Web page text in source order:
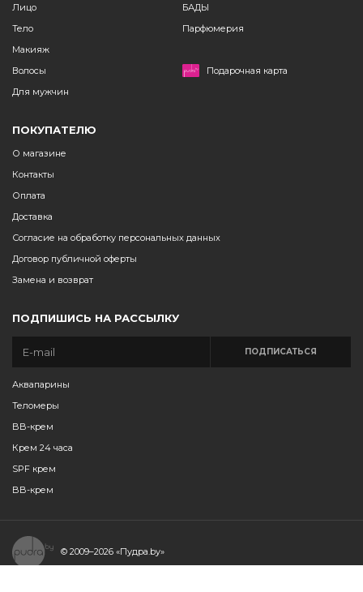
Лицо
Тело
Макияж
Волосы
Для мужчин
БАДЫ
Парфюмерия
Подарочная карта
ПОКУПАТЕЛЮ
О магазине
Контакты
Оплата
Доставка
Согласие на обработку персональных данных
Договор публичной оферты
Замена и возврат
ПОДПИШИСЬ НА РАССЫЛКУ
ПОДПИСАТЬСЯ
Аквапарины
Теломеры
BB-крем
Крем 24 часа
SPF крем
BB-крем
© 2009–2026 «Пудра.by»